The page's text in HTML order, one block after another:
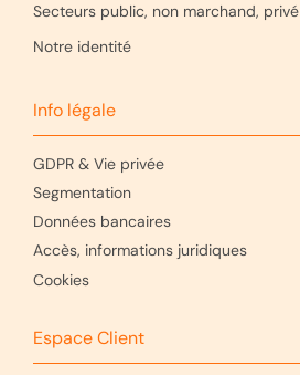
Secteurs public, non marchand, privé
Notre identité
Info légale
GDPR & Vie privée
Segmentation
Données bancaires
Accès, informations juridiques
Cookies
Espace Client